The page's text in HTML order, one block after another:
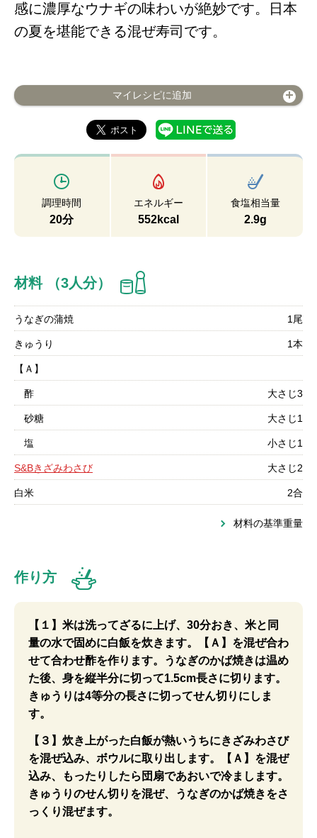
感に濃厚なウナギの味わいが絶妙です。日本
の夏を堪能できる混ぜ寿司です。
マイレシピに追加
調理時間
20分
エネルギー
552kcal
食塩相当量
2.9g
材料 （3人分）
うなぎの蒲焼 1尾
きゅうり 1本
【Ａ】
酢 大さじ3
砂糖 大さじ1
塩 小さじ1
S&Bきざみわさび 大さじ2
白米 2合
材料の基準重量
作り方
【１】米は洗ってざるに上げ、30分おき、米と同
量の水で固めに白飯を炊きます。【Ａ】を混ぜ合わ
せて合わせ酢を作ります。うなぎのかば焼きは温め
た後、身を縦半分に切って1.5cm長さに切ります。
きゅうりは4等分の長さに切ってせん切りにしま
す。
【３】炊き上がった白飯が熱いうちにきざみわさび
を混ぜ込み、ボウルに取り出します。【Ａ】を混ぜ
込み、もったりしたら団扇であおいで冷まします。
きゅうりのせん切りを混ぜ、うなぎのかば焼きをさ
っくり混ぜます。